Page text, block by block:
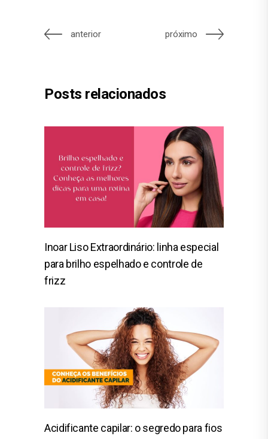
anterior próximo
Posts relacionados
Inoar Liso Extraordinário: linha especial
para brilho espelhado e controle de
frizz
Acidificante capilar: o segredo para fios